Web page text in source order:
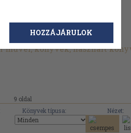
művei, könyvek, használt
9 oldal
Könyvek típusa:
Nézet:
HOZZÁJÁRULOK